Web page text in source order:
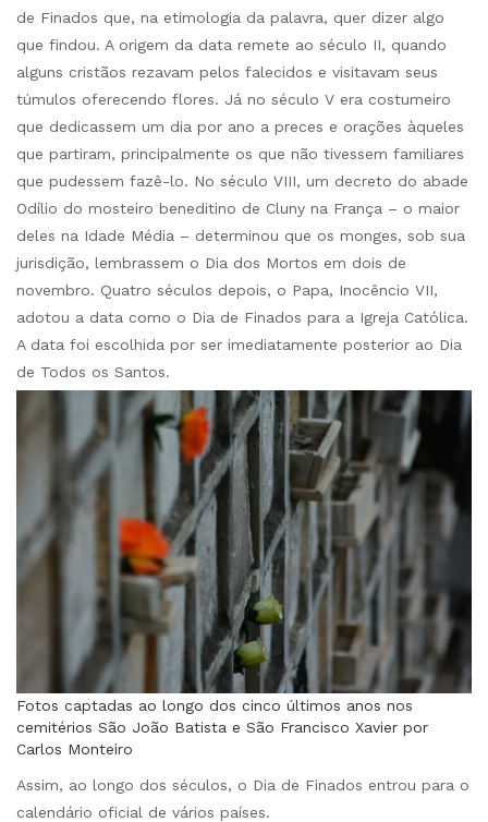
de Finados que, na etimologia da palavra, quer dizer algo
que findou. A origem da data remete ao século II, quando
alguns cristãos rezavam pelos falecidos e visitavam seus
túmulos oferecendo flores. Já no século V era costumeiro
que dedicassem um dia por ano a preces e orações àqueles
que partiram, principalmente os que não tivessem familiares
que pudessem fazê-lo. No século VIII, um decreto do abade
Odílio do mosteiro beneditino de Cluny na França – o maior
deles na Idade Média – determinou que os monges, sob sua
jurisdição, lembrassem o Dia dos Mortos em dois de
novembro. Quatro séculos depois, o Papa, Inocêncio VII,
adotou a data como o Dia de Finados para a Igreja Católica.
A data foi escolhida por ser imediatamente posterior ao Dia
de Todos os Santos.
Fotos captadas ao longo dos cinco últimos anos nos
cemitérios São João Batista e São Francisco Xavier por
Carlos Monteiro
Assim, ao longo dos séculos, o Dia de Finados entrou para o
calendário oficial de vários países.